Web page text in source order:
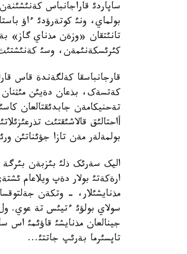
ساپاردئ قاراجانباس
بولماي، ونئ کوتةرؤدئ ءاؤ
تانئتقان «وزةن مذناي گاز»
کئرئسکةنئمةن، وسئ کةنئشتئث
قارجانباسقا کةلگةندة قاس
کةتسةک، بذعان دةيئن مئثنان
أاحتالئق قالاشئقتئث
بولمةلةر مةن تازا جؤئناتئن
اليک سةرئک ذلئ بئزبةن
ارةکةتئ بولار دةپ ويلاعام
مذنايشئلار، - وتکةن
سولاي بولؤئ ءتيئس تة عوي. ول
جينالعان مذنايشئ قاؤئمئ اس
تاپسئرما بةرئپ جاتتئ...